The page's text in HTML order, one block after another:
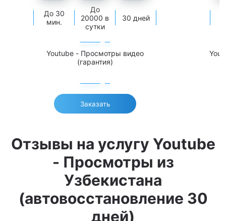
До 30
мин.
До
20000 в
сутки
30 дней
Youtube - Просмотры видео
(гарантия)
Заказать
Отзывы на услугу Youtube
- Просмотры из
Узбекистана
(автовосстановление 30
дней)